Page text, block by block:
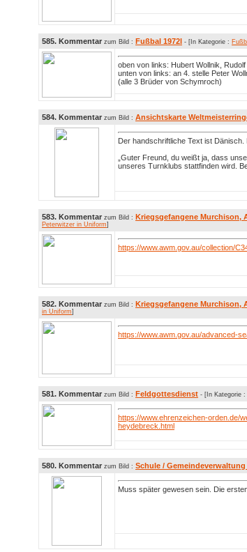
585. Kommentar zum Bild : Fußbal 1972l - [In Kategorie :
oben von links: Hubert Wollnik, Rudolf
unten von links: an 4. stelle Peter
(alle 3 Brüder von Schymroch)
584. Kommentar zum Bild : Ansichtskarte
Der handschriftliche Text ist
„Guter Freund, du weißt ja, dass
unseres Turnklubs stattfinden wird.
583. Kommentar zum Bild : Kriegsgefangene Murchison,
Peterwitzer in Uniform]
https://www.awm.gov.au/collection/
582. Kommentar zum Bild : Kriegsgefangene Murchison,
in Uniform]
https://www.awm.gov.au/advanced-
581. Kommentar zum Bild : Feldgottesdienst - [In Kategorie :
https://www.ehrenzeichen-orden.de/
heydebreck.html
580. Kommentar zum Bild : Schule / Gemeindeverwaltung
Muss später gewesen sein. Die